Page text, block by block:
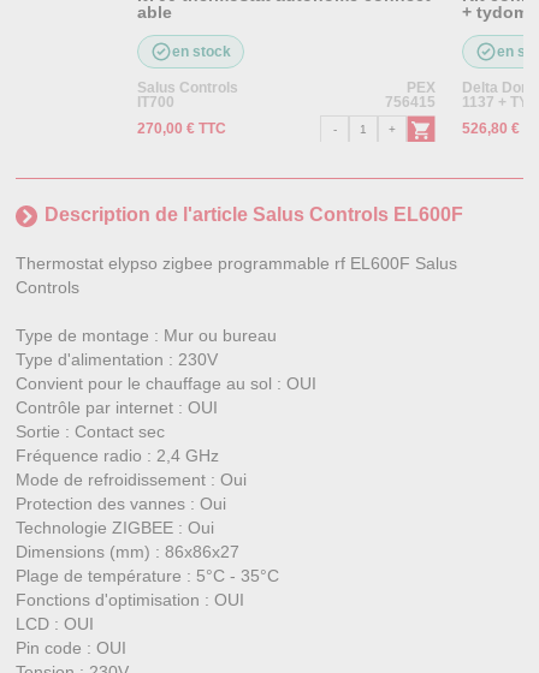
able
en stock
Salus Controls
PEX
IT700
756415
270,00 € TTC
+ tydom
en
Delta Dore
1137 +
526,80 €
Description de l'article Salus Controls EL600F
Thermostat elypso zigbee programmable rf EL600F Salus
Controls
Type de montage : Mur ou bureau
Type d'alimentation : 230V
Convient pour le chauffage au sol : OUI
Contrôle par internet : OUI
Sortie : Contact sec
Fréquence radio : 2,4 GHz
Mode de refroidissement : Oui
Protection des vannes : Oui
Technologie ZIGBEE : Oui
Dimensions (mm) : 86x86x27
Plage de température : 5°C - 35°C
Fonctions d'optimisation : OUI
LCD : OUI
Pin code : OUI